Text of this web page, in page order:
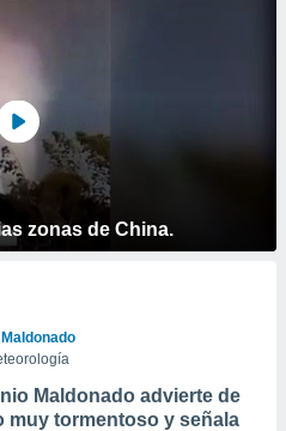
zonas de China.
Maldonado advierte de
muy tormentoso y señala